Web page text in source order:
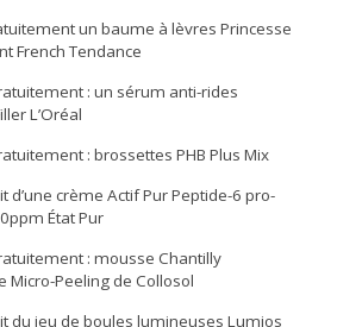
un baume à lèvres Princesse
French Tendance
: un sérum anti-rides
L’Oréal
: brossettes PHB Plus Mix
d’une crème Actif Pur Peptide-6 pro-
État Pur
: mousse Chantilly
Micro-Peeling de Collosol
du jeu de boules lumineuses Lumios